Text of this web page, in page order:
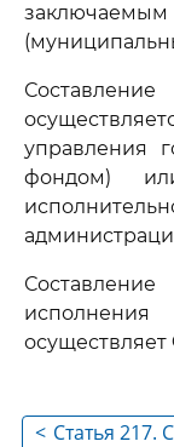
управления
фондом)
осуществляет
< Статья 217.